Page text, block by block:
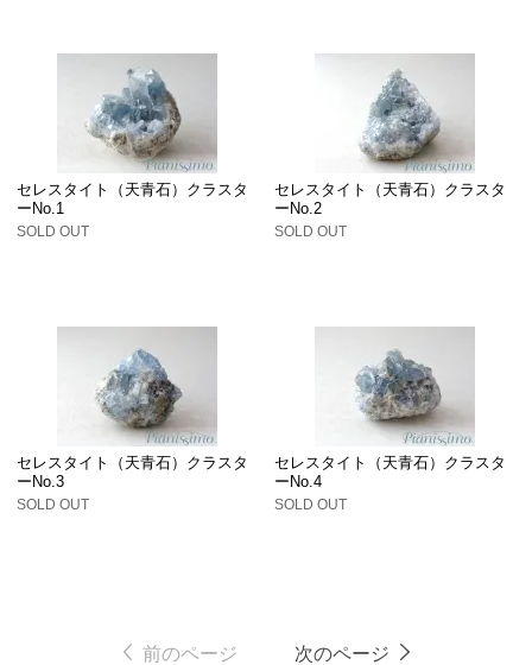
セレスタイト（天青石）クラスタ
ーNo.1
SOLD OUT
セレスタイト（天青石）クラスタ
ーNo.2
SOLD OUT
セレスタイト（天青石）クラスタ
ーNo.3
SOLD OUT
セレスタイト（天青石）クラスタ
ーNo.4
SOLD OUT
前のページ 次のページ